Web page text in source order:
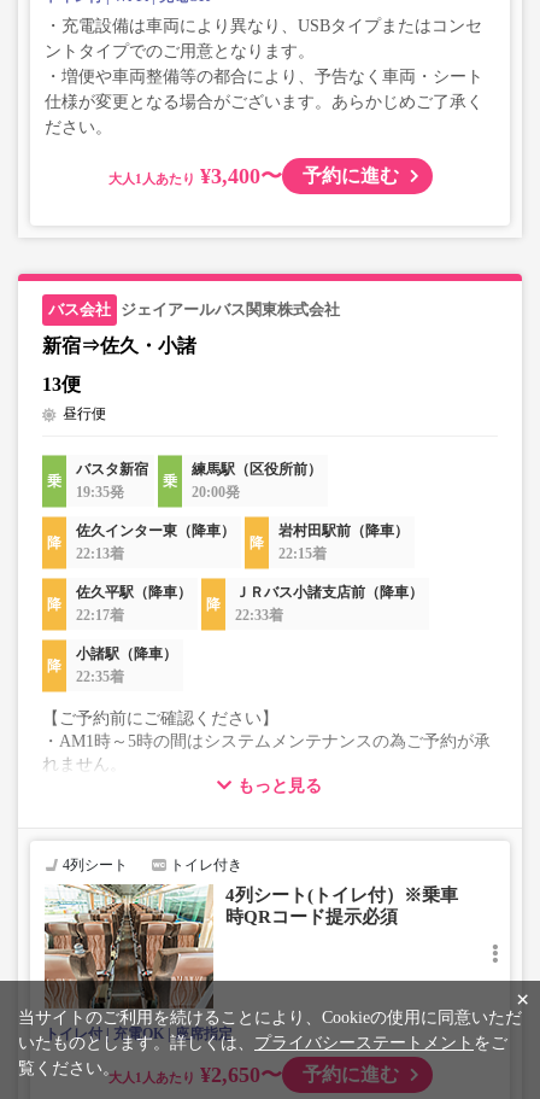
・充電設備は車両により異なり、USBタイプまたはコンセ
ントタイプでのご用意となります。
・増便や車両整備等の都合により、予告なく車両・シート
仕様が変更となる場合がございます。あらかじめご了承く
ださい。
大人 ¥3,400〜 予約に進む
ジェイアールバス関東株式会社
新宿⇒佐久・小諸
13便
昼行便
バスタ新宿
19:35発
練馬駅（区役所前）
20:00発
佐久インター東（降車）
22:13着
岩村田駅前（降車）
22:15着
佐久平駅（降車）
22:17着
ＪＲバス小諸支店前（降車）
22:33着
小諸駅（降車）
22:35着
【ご予約前にご確認ください】
・AM1時～5時の間はシステムメンテナンスの為ご予約が承
れません。
・在庫の状況はリアルタイムの表示ではございません。
す。
・販売日・便ごとに随時価格が変動いたします。購入時に
・こちらの路線はキャンセル以外の購入後の変更が一切承
れませんので予めご了承ください。
・学生・シニア・乳幼児料金はございません。
学生、シニアの方は「大人」、乳幼児の方は「幼児」を選
択いただきご予約にお進みください。
※乳幼児を選択した場合、座席確保はございません。
乗車定員遵守のため乗車券をお持ちで無い「乳幼児」の乗
車をお断りする場合があります。
・最新の運行状況は運行会社HPを御覧ください。
もっと見る
4列シート トイレ付き
4列シート(トイレ付）※乗車
時QRコード提示必須
トイレ付 充電OK 座席指定
大人 ¥2,650〜 予約に進む
×
当サイトのご利用を続けることにより、Cookieの使用に同意いただ
いたものとします。詳しくは、 プライバシーステートメント をご
覧ください。